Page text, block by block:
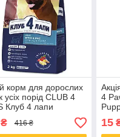
корм для дорослих
усіх порід CLUB 4
Клуб 4 лапи
Lamb and rice з
та рисом 2 кг
416 ₴
4
15